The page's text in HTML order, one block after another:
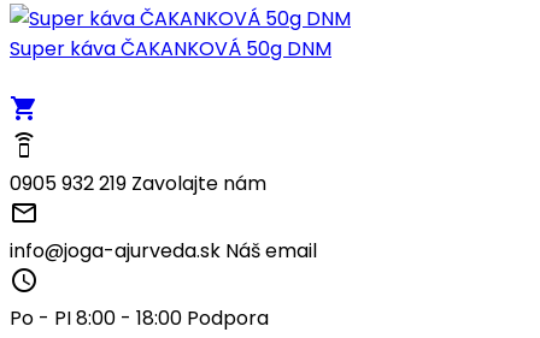
Super káva ČAKANKOVÁ 50g DNM
local_grocery_store
speaker_phone
0905 932 219 Zavolajte nám
mail_outline
info@joga-ajurveda.sk Náš email
access_time
Po - PI 8:00 - 18:00 Podpora